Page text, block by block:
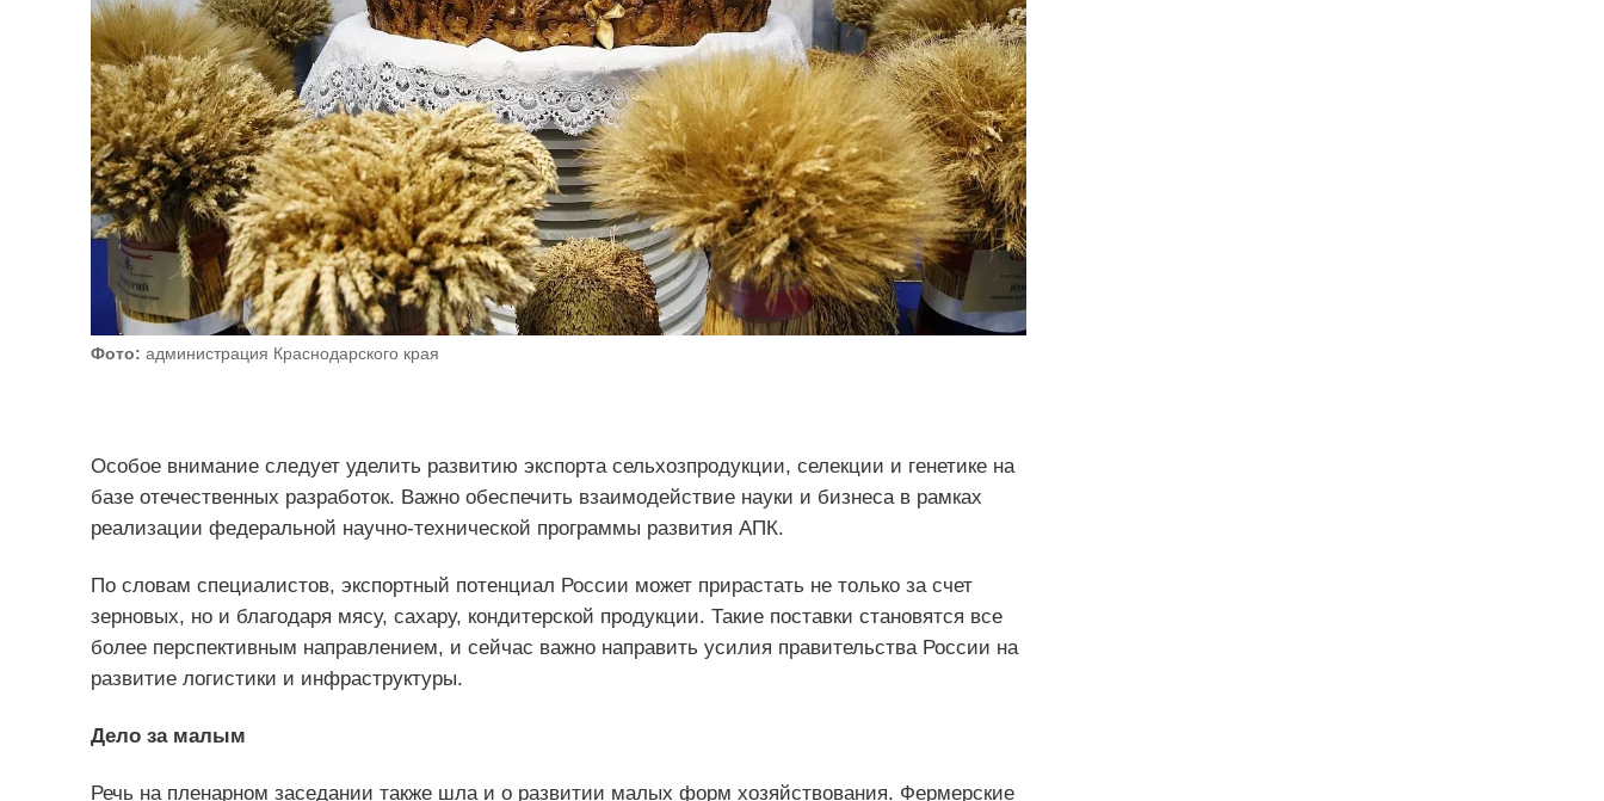
Фото: администрация Краснодарского края
Особое внимание следует уделить развитию экспорта сельхозпродукции, селекции и генетике на
базе отечественных разработок. Важно обеспечить взаимодействие науки и бизнеса в рамках
реализации федеральной научно-технической программы развития АПК.
По словам специалистов, экспортный потенциал России может прирастать не только за счет
зерновых, но и благодаря мясу, сахару, кондитерской продукции. Такие поставки становятся все
более перспективным направлением, и сейчас важно направить усилия правительства России на
развитие логистики и инфраструктуры.
Дело за малым
Речь на пленарном заседании также шла и о развитии малых форм хозяйствования. Фермерские